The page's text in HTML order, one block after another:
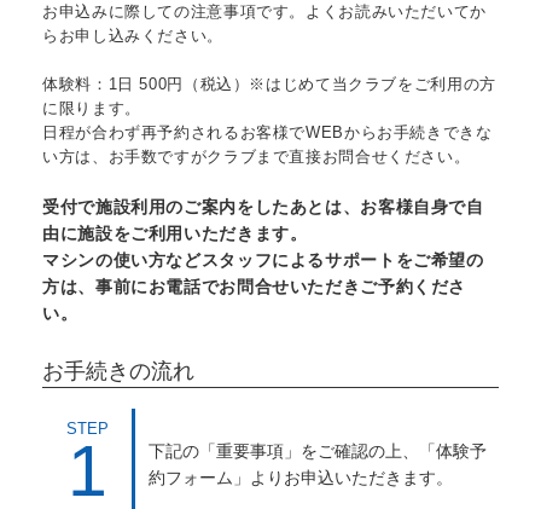
お申込みに際しての注意事項です。よくお読みいただいてか
らお申し込みください。
体験料：1日 500円（税込）※はじめて当クラブをご利用の方
に限ります。
日程が合わず再予約されるお客様でWEBからお手続きできな
い方は、お手数ですがクラブまで直接お問合せください。
受付で施設利用のご案内をしたあとは、お客様自身で自
由に施設をご利用いただきます。
マシンの使い方などスタッフによるサポートをご希望の
方は、事前にお電話でお問合せいただきご予約くださ
い。
お手続きの流れ
STEP
1
下記の「重要事項」をご確認の上、「体験予
約フォーム」よりお申込いただきます。